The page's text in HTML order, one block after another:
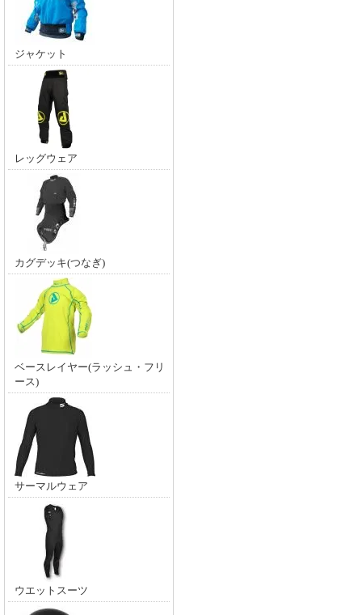
ジャケット
レッグウェア
カグデッキ(つなぎ)
ベースレイヤー(ラッシュ・フリ
ース)
サーマルウェア
ウエットスーツ